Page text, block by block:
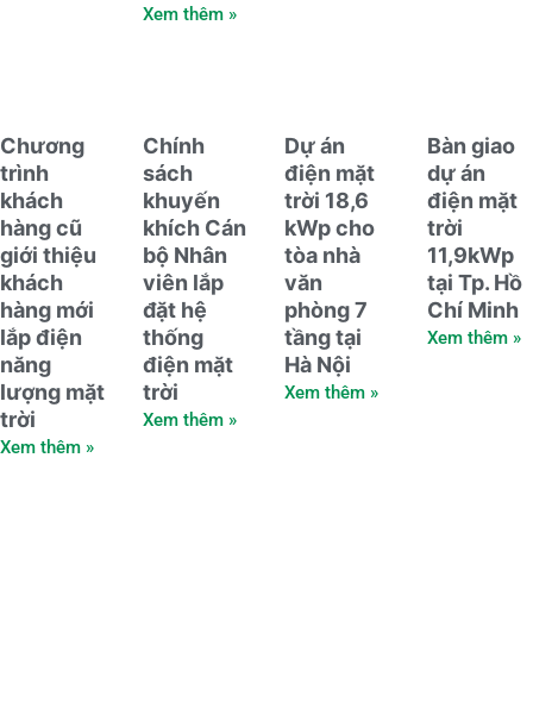
Xem thêm »
Chương
trình
khách
hàng cũ
giới thiệu
khách
hàng mới
lắp điện
năng
lượng mặt
trời
Xem thêm »
Chính
sách
khuyến
khích Cán
bộ Nhân
viên lắp
đặt hệ
thống
điện mặt
trời
Xem thêm »
Dự án
điện mặt
trời 18,6
kWp cho
tòa nhà
văn
phòng 7
tầng tại
Hà Nội
Xem thêm »
Bàn giao
dự án
điện mặt
trời
11,9kWp
tại Tp. Hồ
Chí Minh
Xem thêm »